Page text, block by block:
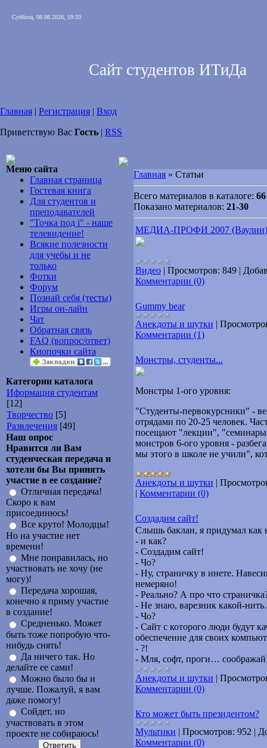
Суббота, 08.08.2026, 19:33
Сайт студентов ИТиДа
Главная | Регистрация | Вход
Приветствую Вас Гость | RSS
Меню сайта
Главная страница
Гостевая книга
Для студентов и
преподавателей
"Точка под i" - наше
телевидение!
Всякие полезности
для учебы и не
только
Фотки
Форум
Познай себя (тесты)
Игры он-лайн
Чат
Обратная связь
FAQ (вопрос/ответ)
Кнопочки сайта
Категории каталога
Иформация студентам
[12]
Творчество [5]
Развлечения [49]
Наш опрос
Нравится ли Вам
студенческая передача и
хотели бы Вы принять
участие в ее создание?
Отличная передача!
Скоро к вам
присоединюсь!
Все круто! Молодцы!
Но на участие нет
времени!
Мне понравилась, но
участвовать не хочу (не
могу)!
Передача хорошая,
конечно я приму участие
в создание!
Средненько. Может
быть тоже попробую что-
нибудь снять!
Да ничего так. Но
делайте ее сами!
Можно было бы и
лучше. Пожалуй, я вам
даже помогу!
Сойдет, но
участвовать в этом
проекте не собираюсь!
Главная » Статьи
Всего материалов в каталоге: 66
Показано материалов: 21-30
МЕДИА-ПРОФИ 2007 (Ваулин)
Видео | Просмотров: 849 |
Комментарии (0)
Gummy bear
Анекдоты и шутки |
Комментарии (1)
Монстры, студенты...
Монстры 1-ого уровня:
"Студенты-первокурсники" -
отрядами по 20-25 человек.
посещают "лекции",
монстров 6-ого уровня -
мы этого в школе не учили",
Анекдоты и шутки |
| Комментарии (0)
Создадим сайт!
Слышь баклан, я придумал как
- и как?
- Создадим сайт!
- Чо?
- Ну, страничку в инете.
немеряно!
- Реально? А про что
- Не знаю, варезник какой-
- Чо?
- Сайт с которого люди будут
обеспечение для своих
- ?!
- Мля, софт, проги…
Анекдоты и шутки |
Комментарии (0)
Кто может быть президентом?
Мультики | Просмотров: 952 |
Комментарии (0)